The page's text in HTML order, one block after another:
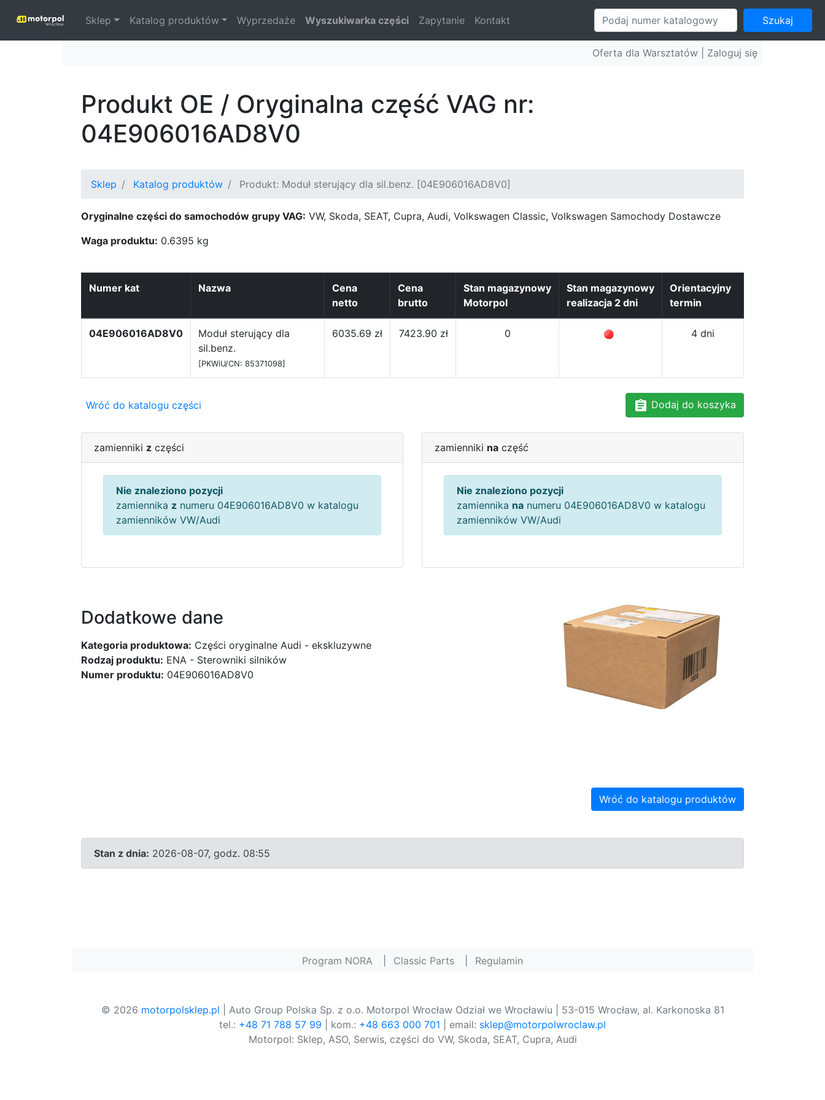
Sklep Katalog produktów Wyprzedaże Wyszukiwarka części Zapytanie Kontakt Szukaj
Oferta dla Warsztatów | Zaloguj się
Produkt OE / Oryginalna część VAG nr:
04E906016AD8V0
Sklep Katalog produktów Produkt: Moduł sterujący dla sil.benz. [04E906016AD8V0]
Oryginalne części do samochodów grupy VAG: VW, Skoda, SEAT, Cupra, Audi, Volkswagen Classic, Volkswagen Samochody Dostawcze
Waga produktu: 0.6395 kg
Numer kat Nazwa
Cena
netto
Cena
brutto
Stan magazynowy
Motorpol
Stan magazynowy
realizacja 2 dni
Orientacyjny
termin
04E906016AD8V0
Moduł sterujący dla
sil.benz.
[PKWiU/CN: 85371098]
6035.69 zł 7423.90 zł 0 4 dni
Wróć do katalogu części Dodaj do koszyka
zamienniki z części
Nie znaleziono pozycji
zamiennika z numeru 04E906016AD8V0 w katalogu
zamienników VW/Audi
zamienniki na część
Nie znaleziono pozycji
zamiennika na numeru 04E906016AD8V0 w katalogu
zamienników VW/Audi
Dodatkowe dane
Kategoria produktowa: Części oryginalne Audi - ekskluzywne
Rodzaj produktu: ENA - Sterowniki silników
Numer produktu: 04E906016AD8V0
Wróć do katalogu produktów
Stan z dnia: 2026-08-07, godz. 08:55
Program NORA Classic Parts Regulamin
© 2026 motorpolsklep.pl | Auto Group Polska Sp. z o.o. Motorpol Wrocław Odział we Wrocławiu | 53-015 Wrocław, al. Karkonoska 81
tel.: +48 71 788 57 99 | kom.: +48 663 000 701 | email: sklep@motorpolwroclaw.pl
Motorpol: Sklep, ASO, Serwis, części do VW, Skoda, SEAT, Cupra, Audi